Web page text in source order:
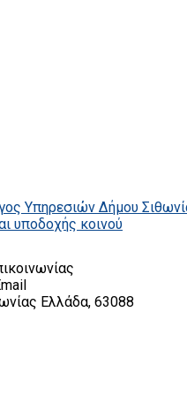
Υπηρεσιών Δήμου
υποδοχής κοινού
Ελλάδα, 63088